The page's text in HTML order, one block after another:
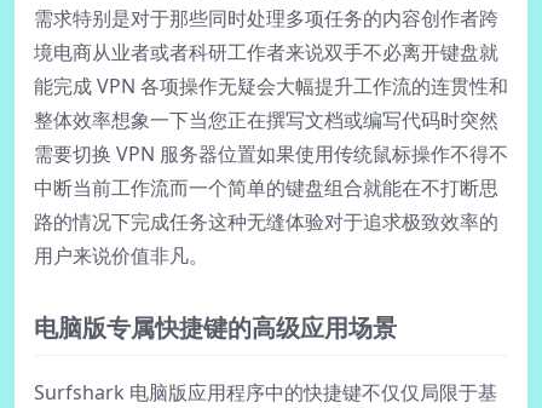
需求特别是对于那些同时处理多项任务的内容创作者跨
境电商从业者或者科研工作者来说双手不必离开键盘就
能完成 VPN 各项操作无疑会大幅提升工作流的连贯性和
整体效率想象一下当您正在撰写文档或编写代码时突然
需要切换 VPN 服务器位置如果使用传统鼠标操作不得不
中断当前工作流而一个简单的键盘组合就能在不打断思
路的情况下完成任务这种无缝体验对于追求极致效率的
用户来说价值非凡。
电脑版专属快捷键的高级应用场景
Surfshark 电脑版应用程序中的快捷键不仅仅局限于基